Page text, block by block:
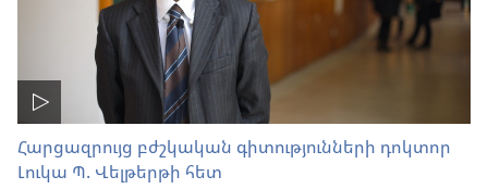
Հարցազրույց բժշկական գիտությունների դոկտոր
Լուկա Պ. Վելթերթի հետ